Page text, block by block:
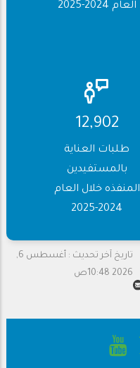
العام 2024-2025
14,954
طلبات العناية
بالمستفيدين
المنفذه خلال العام
2024-2025
تاريخ آخر تحديث :
أغسطس 6,
2026 10:48ص